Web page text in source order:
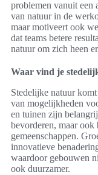
problemen vanuit een
van natuur in de
maar motiveert ook
dat teams betere
natuur om zich heen
Waar vind je
Stedelijke natuur
van mogelijkheden
en tuinen zijn
bevorderen, maar ook
gemeenschappen.
innovatieve
waardoor gebouwen
ook duurzamer.